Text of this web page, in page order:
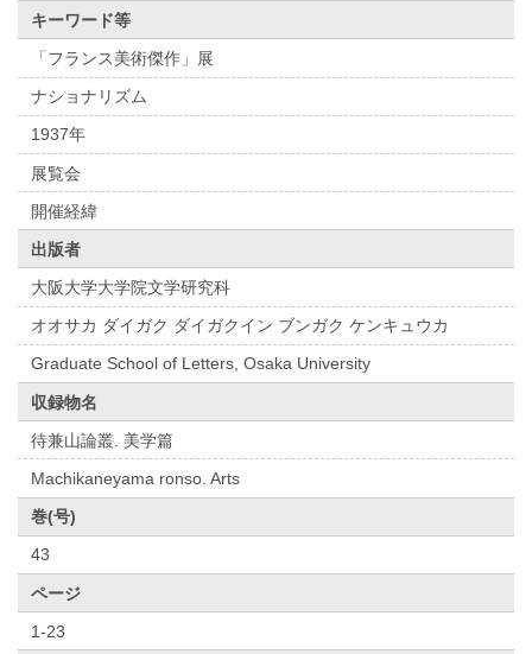
キーワード等
「フランス美術傑作」展
ナショナリズム
1937年
展覧会
開催経緯
出版者
大阪大学大学院文学研究科
オオサカ ダイガク ダイガクイン ブンガク ケンキュウカ
Graduate School of Letters, Osaka University
収録物名
待兼山論叢. 美学篇
Machikaneyama ronso. Arts
巻(号)
43
ページ
1-23